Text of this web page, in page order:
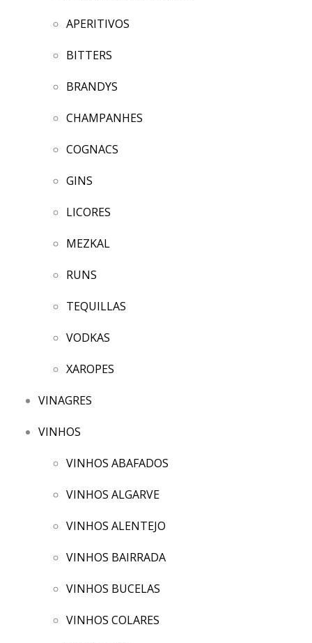
APERITIVOS
BITTERS
BRANDYS
CHAMPANHES
COGNACS
GINS
LICORES
MEZKAL
RUNS
TEQUILLAS
VODKAS
XAROPES
VINAGRES
VINHOS
VINHOS ABAFADOS
VINHOS ALGARVE
VINHOS ALENTEJO
VINHOS BAIRRADA
VINHOS BUCELAS
VINHOS COLARES